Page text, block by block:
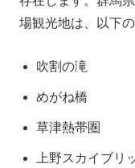
場観光地は、以下の
吹割の滝
めがね橋
草津熱帯圏
上野スカイブリ